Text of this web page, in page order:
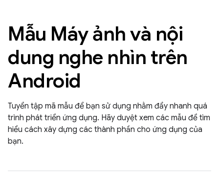
Mẫu Máy ảnh và nội
dung nghe nhìn trên
Android
Tuyển tập mã mẫu để bạn sử dụng nhằm đẩy nhanh quá
trình phát triển ứng dụng. Hãy duyệt xem các mẫu để tìm
hiểu cách xây dựng các thành phần cho ứng dụng của
bạn.